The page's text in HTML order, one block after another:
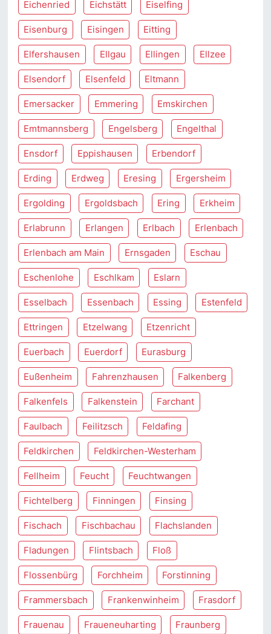
Eichenried Eichstätt Eiselfing
Eisenburg Eisingen Eitting
Elfershausen Ellgau Ellingen Ellzee
Elsendorf Elsenfeld Eltmann
Emersacker Emmering Emskirchen
Emtmannsberg Engelsberg Engelthal
Ensdorf Eppishausen Erbendorf
Erding Erdweg Eresing Ergersheim
Ergolding Ergoldsbach Ering Erkheim
Erlabrunn Erlangen Erlbach Erlenbach
Erlenbach am Main Ernsgaden Eschau
Eschenlohe Eschlkam Eslarn
Esselbach Essenbach Essing Estenfeld
Ettringen Etzelwang Etzenricht
Euerbach Euerdorf Eurasburg
Eußenheim Fahrenzhausen Falkenberg
Falkenfels Falkenstein Farchant
Faulbach Feilitzsch Feldafing
Feldkirchen Feldkirchen-Westerham
Fellheim Feucht Feuchtwangen
Fichtelberg Finningen Finsing
Fischach Fischbachau Flachslanden
Fladungen Flintsbach Floß
Flossenbürg Forchheim Forstinning
Frammersbach Frankenwinheim Frasdorf
Frauenau Fraueneuharting Fraunberg